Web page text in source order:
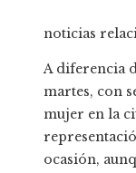
noticias
A diferencia
martes, con
mujer en la
ocasión,